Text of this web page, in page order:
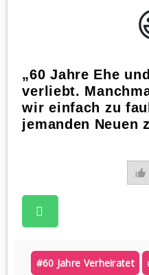
„60 Jahre Ehe
verliebt.
wir einfach zu
jemanden Neuen
#60 Jahre Verheiratet